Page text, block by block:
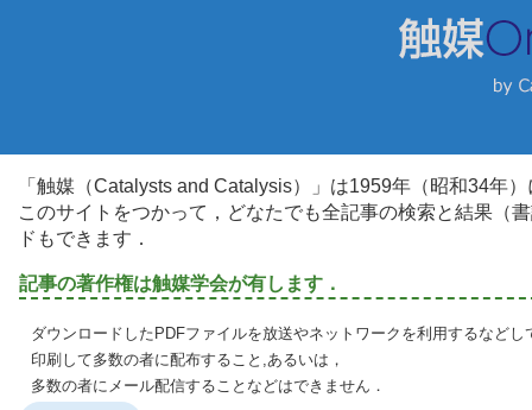
「触媒（Catalysts and Catalysis）」は1959年（昭和34年
このサイトをつかって，どなたでも全記事の検索と結果（
ドもできます．
記事の著作権は触媒学会が有します．
ダウンロードしたPDFファイルを放送やネットワークを利用するなど
印刷して多数の者に配布すること,あるいは，
多数の者にメール配信することなどはできません．